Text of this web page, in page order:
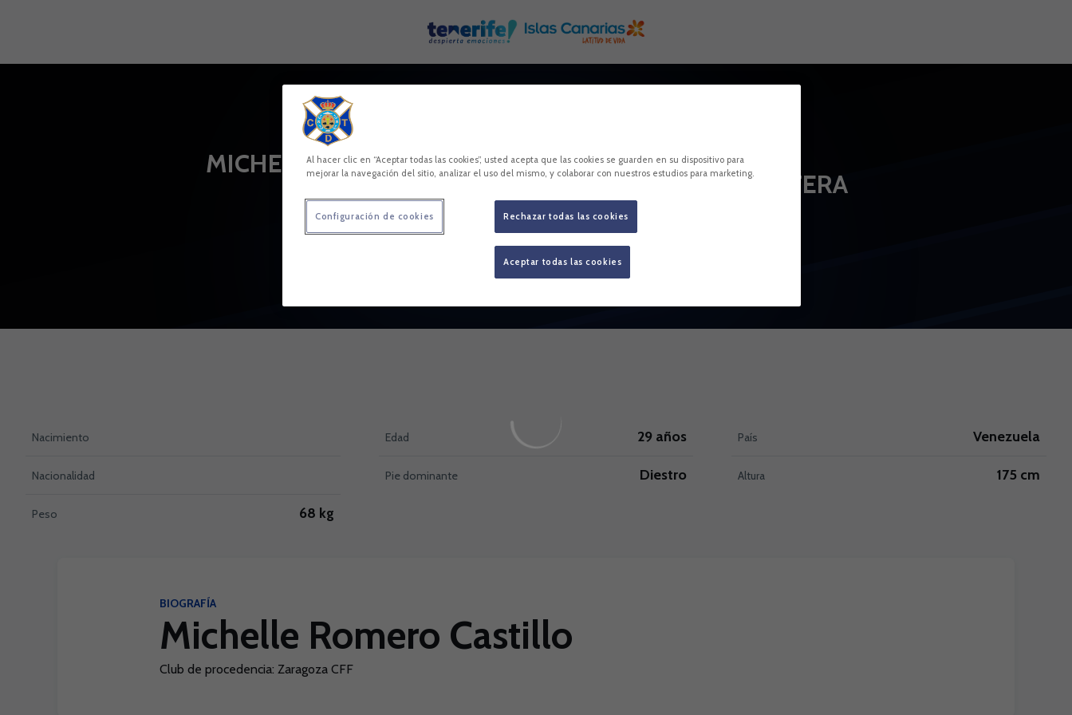
Skip to main content
MICHELLE R. POSICIÓN
DELANTERA
Nacimiento Edad 29 años País Venezuela
Nacionalidad Pie dominante Diestro Altura 175 cm
Peso 68 kg
BIOGRAFÍA
Michelle Romero Castillo
Club de procedencia: Zaragoza CFF
Al hacer clic en “Aceptar todas las cookies”, usted acepta que las cookies se guarden en su dispositivo para
mejorar la navegación del sitio, analizar el uso del mismo, y colaborar con nuestros estudios para marketing.
Rechazar todas las cookies
Aceptar todas las cookies
Configuración de cookies